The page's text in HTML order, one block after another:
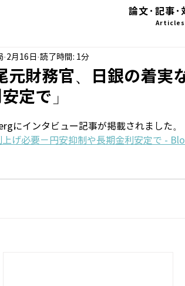
論文･記事･
Articles
財務官、日銀の着実
定で」
2月16日 読了時間: 1分
にインタビュー記事が掲載されました。
げ必要－円安抑制や長期金利安定で -